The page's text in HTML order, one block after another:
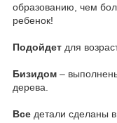
образованию, чем
ребенок!
Подойдет для
Бизидом –
дерева.
Все детали сделаны